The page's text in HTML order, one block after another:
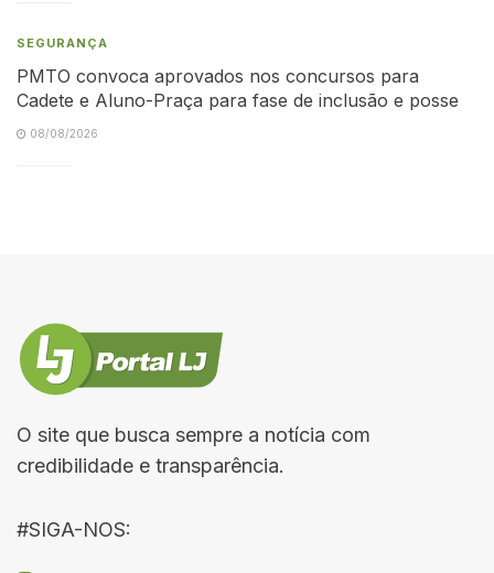
SEGURANÇA
PMTO convoca aprovados nos concursos para
Cadete e Aluno-Praça para fase de inclusão e posse
08/08/2026
O site que busca sempre a notícia com
credibilidade e transparência.
#SIGA-NOS: